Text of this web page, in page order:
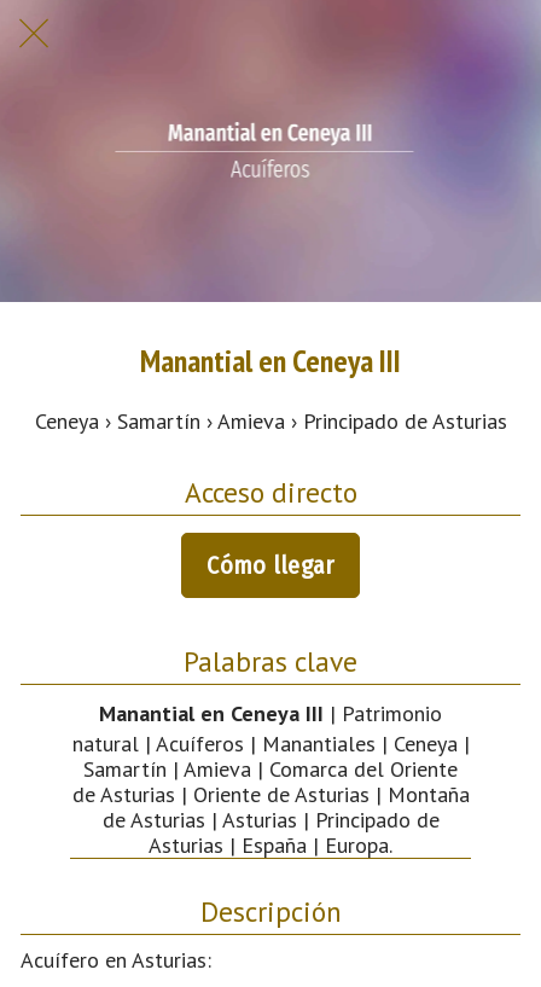
Manantial en Ceneya III
Ceneya › Samartín › Amieva › Principado de Asturias
Acceso directo
Cómo llegar
Palabras clave
Manantial en Ceneya III | Patrimonio
natural | Acuíferos | Manantiales | Ceneya |
Samartín | Amieva | Comarca del Oriente
de Asturias | Oriente de Asturias | Montaña
de Asturias | Asturias | Principado de
Asturias | España | Europa.
Descripción
Acuífero en Asturias: